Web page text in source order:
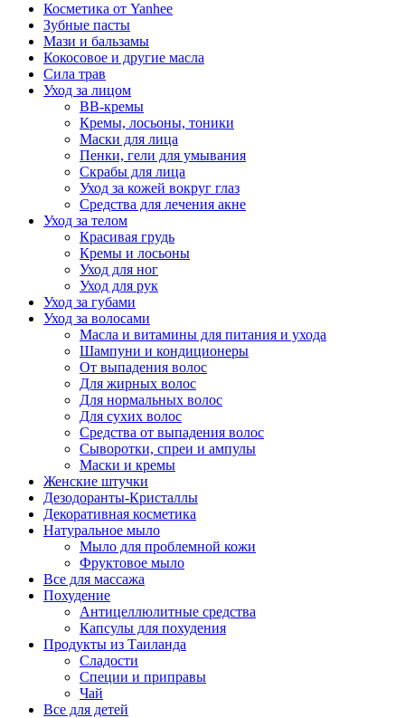
Косметика от Yanhee
Зубные пасты
Мази и бальзамы
Кокосовое и другие масла
Сила трав
Уход за лицом
BB-кремы
Кремы, лосьоны, тоники
Маски для лица
Пенки, гели для умывания
Скрабы для лица
Уход за кожей вокруг глаз
Средства для лечения акне
Уход за телом
Красивая грудь
Кремы и лосьоны
Уход для ног
Уход для рук
Уход за губами
Уход за волосами
Масла и витамины для питания и ухода
Шампуни и кондиционеры
От выпадения волос
Для жирных волос
Для нормальных волос
Для сухих волос
Средства от выпадения волос
Сыворотки, спреи и ампулы
Маски и кремы
Женские штучки
Дезодоранты-Кристаллы
Декоративная косметика
Натуральное мыло
Мыло для проблемной кожи
Фруктовое мыло
Все для массажа
Похудение
Антицеллюлитные средства
Капсулы для похудения
Продукты из Таиланда
Сладости
Специи и приправы
Чай
Все для детей